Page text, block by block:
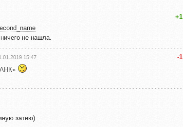
+1
не нашла.
15:47
-1
затею)